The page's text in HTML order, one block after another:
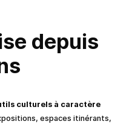
depuis
culturels à caractère
espaces itinérants,